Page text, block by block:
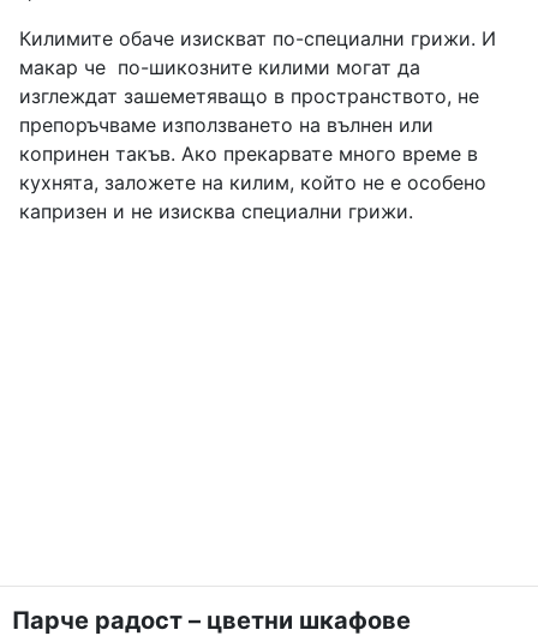
Килимите обаче изискват по-специални грижи. И
макар че по-шикозните килими могат да
изглеждат зашеметяващо в пространството, не
препоръчваме използването на вълнен или
копринен такъв. Ако прекарвате много време в
кухнята, заложете на килим, който не е особено
капризен и не изисква специални грижи.
Парче радост – цветни шкафове